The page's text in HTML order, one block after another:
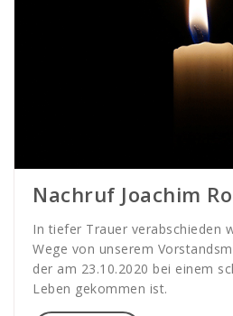
Nachruf Joachim
In tiefer Trauer verabschieden
Wege von unserem
der am 23.10.2020 bei einem
Leben gekommen ist.